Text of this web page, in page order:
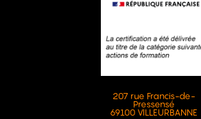
207 rue Francis-de-
Pressensé
69100 VILLEURBANNE